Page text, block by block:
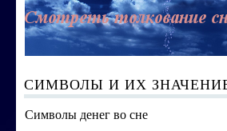
СИМВОЛЫ И ИХ
Символы денег во сне